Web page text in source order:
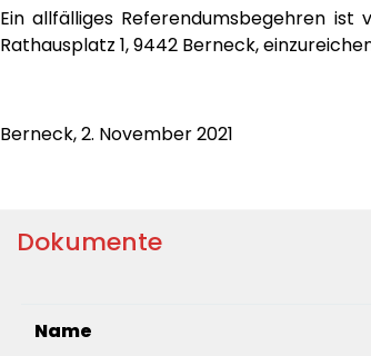
Ein allfälliges Referendumsbegehren
Rathausplatz 1, 9442 Berneck,
Berneck, 2. November 2021
Dokumente
Name